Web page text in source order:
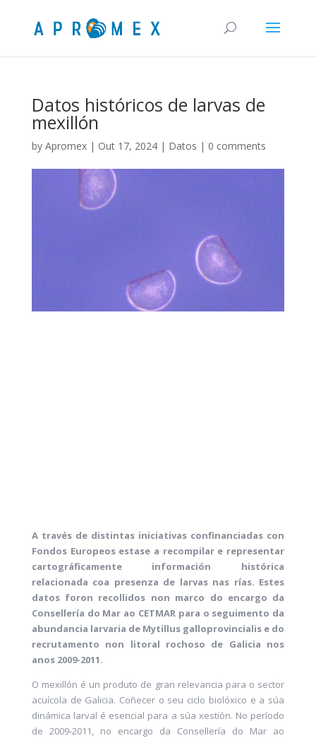
Datos históricos de larvas de
mexillón
by Apromex| Out 17, 2024| Datos | 0 comments
A través de distintas iniciativas confinanciadas con
Fondos Europeos estase a recompilar e representar
cartográficamente información histórica
relacionada coa presenza de larvas nas rías. Estes
datos foron recollidos non marco do encargo da
Consellería do Mar ao CETMAR para o seguimento da
abundancia larvaria de Mytillus galloprovincialis e do
recrutamento non litoral rochoso de Galicia nos
anos 2009-2011.
O mexillón é un produto de gran relevancia para o sector
acuícola de Galicia. Coñecer o seu ciclo biolóxico e a súa
dinámica larval é esencial para a súa xestión. No período
de 2009-2011, no encargo da Consellería
do Mar ao